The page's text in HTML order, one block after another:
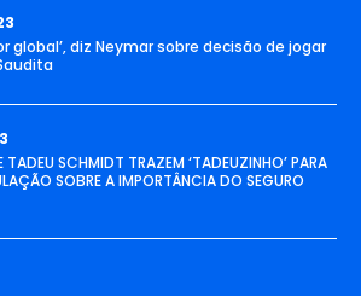
global’, diz Neymar sobre decisão de jogar
TADEU SCHMIDT TRAZEM ‘TADEUZINHO’ PARA
SOBRE A IMPORTÂNCIA DO SEGURO